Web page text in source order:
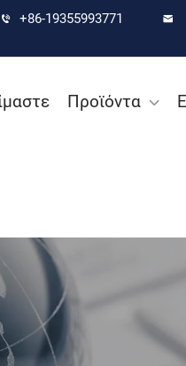
+86-19355993771
Προϊόντα